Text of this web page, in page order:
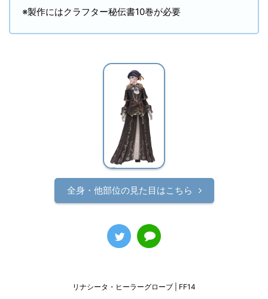
※製作にはクラフター秘伝書10巻が必要
全身・他部位の見た目はこちら
リナシータ・ヒーラーグローブ | FF14